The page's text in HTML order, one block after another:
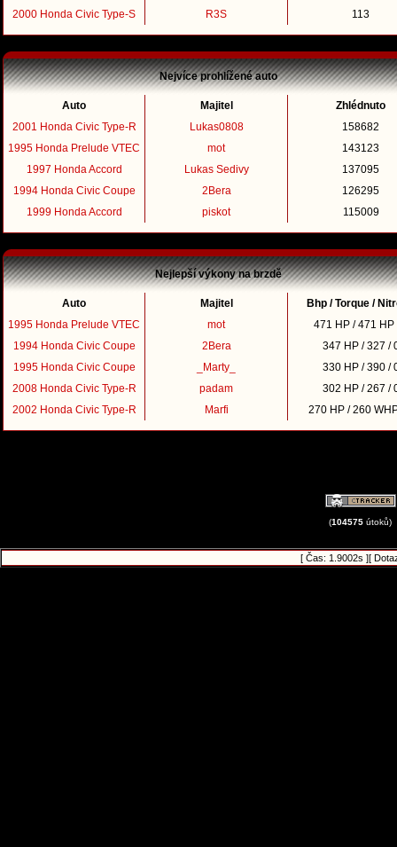
2000 Honda Civic Type-S
R3S 113
Nejvíce prohlížené auto
Auto Majitel
Zhlédnuto
2001 Honda Civic Type-R
Lukas0808
158682
1995 Honda Prelude VTEC
mot
143123
1997 Honda Accord
Lukas Sedivy
137095
1994 Honda Civic Coupe
2Bera
126295
1999 Honda Accord
piskot 115009
Nejlepší výkony na brzdě
Auto Majitel
Bhp / Torque /
1995 Honda Prelude VTEC
mot
471 HP / 471 HP
1994 Honda Civic Coupe
2Bera
347 HP / 327 /
1995 Honda Civic Coupe
_Marty_
330 HP / 390 /
2008 Honda Civic Type-R
padam
302 HP / 267 /
2002 Honda Civic Type-R
Marfi 270 HP / 260
(104575 útoků)
[ Čas: 1.9002s ][